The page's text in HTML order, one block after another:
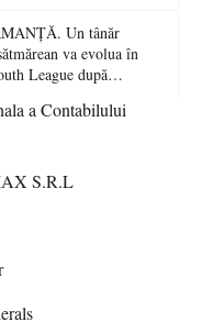
Un tânăr
va evolua în
League după